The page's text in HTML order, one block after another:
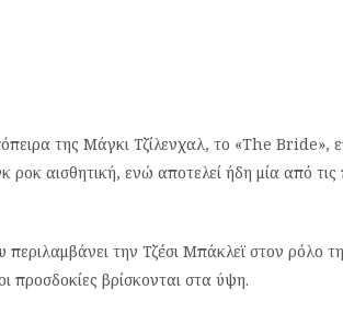
της Μάγκι Τζίλενχαλ, το «The Bride»,
ροκ αισθητική, ενώ αποτελεί ήδη μία από
την Τζέσι Μπάκλεϊ στον ρόλο
προσδοκίες βρίσκονται στα ύψη.